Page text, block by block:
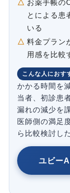
お薬手帳の
とによる患
いる
料金プラン
用感を比較
こんな人におす
かかる時間を
当者、初診患
漏れの減少を
医師側の満足
ら比較検討し
ユビー